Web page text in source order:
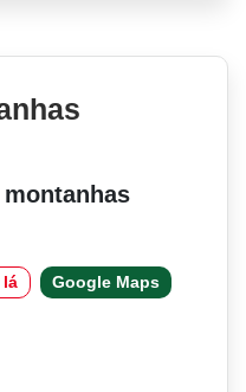
lá Google Maps